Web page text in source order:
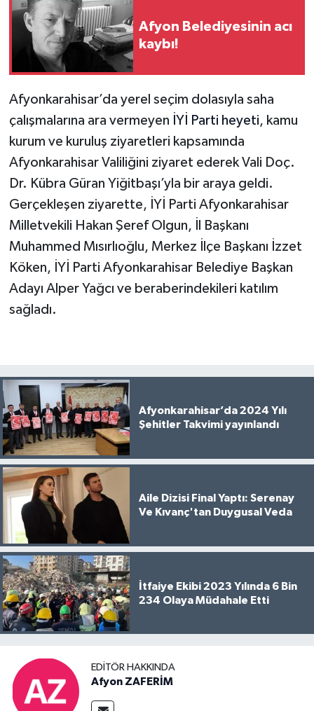
Afyon Belediyesinin acı
kaybı!
Afyonkarahisar’da yerel seçim dolasıyla saha
çalışmalarına ara vermeyen İYİ Parti heyeti, kamu
kurum ve kuruluş ziyaretleri kapsamında
Afyonkarahisar Valiliğini ziyaret ederek Vali Doç.
Dr. Kübra Güran Yiğitbaşı’yla bir araya geldi.
Gerçekleşen ziyarette, İYİ Parti Afyonkarahisar
Milletvekili Hakan Şeref Olgun, İl Başkanı
Muhammed Mısırlıoğlu, Merkez İlçe Başkanı İzzet
Köken, İYİ Parti Afyonkarahisar Belediye Başkan
Adayı Alper Yağcı ve beraberindekileri katılım
sağladı.
Afyonkarahisar’da 2024 Yılı
Şehitler Takvimi yayınlandı
Aile Dizisi Final Yaptı: Serenay
Ve Kıvanç'tan Duygusal Veda
İtfaiye Ekibi 2023 Yılında 6 Bin
234 Olaya Müdahale Etti
EDITÖR HAKKINDA
Afyon ZAFERİM